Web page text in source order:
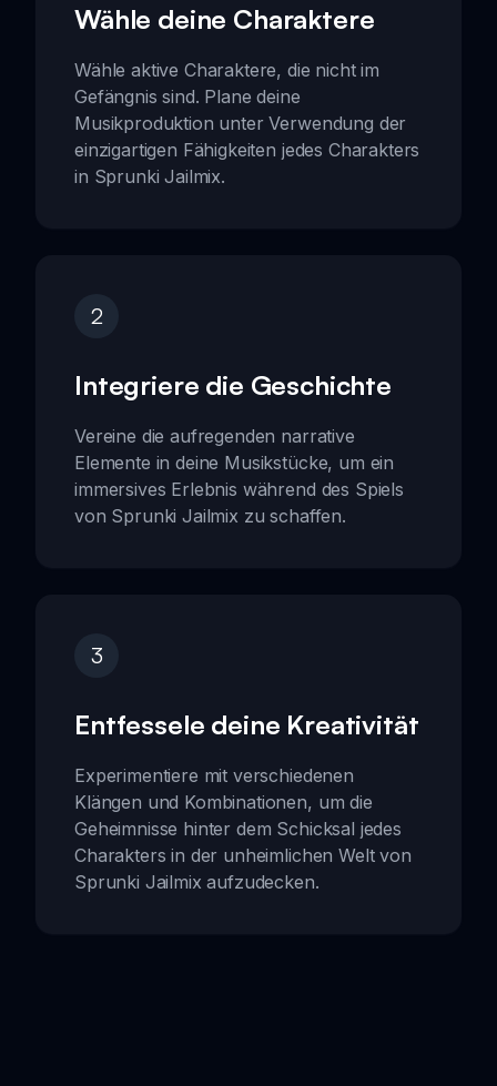
Wähle deine Charaktere
Wähle aktive Charaktere, die nicht im
Gefängnis sind. Plane deine
Musikproduktion unter Verwendung der
einzigartigen Fähigkeiten jedes Charakters
in Sprunki Jailmix.
2
Integriere die Geschichte
Vereine die aufregenden narrative
Elemente in deine Musikstücke, um ein
immersives Erlebnis während des Spiels
von Sprunki Jailmix zu schaffen.
3
Entfessele deine Kreativität
Experimentiere mit verschiedenen
Klängen und Kombinationen, um die
Geheimnisse hinter dem Schicksal jedes
Charakters in der unheimlichen Welt von
Sprunki Jailmix aufzudecken.